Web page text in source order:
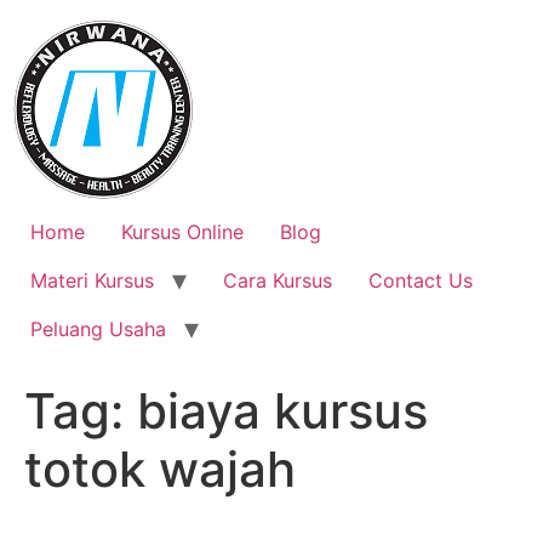
content
Home Kursus Online
Blog
Materi Kursus
Cara Kursus
Contact Us
Peluang Usaha
Tag: biaya kursus
totok wajah